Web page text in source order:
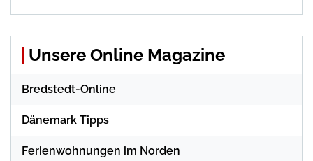
Unsere Online Magazine
Bredstedt-Online
Dänemark Tipps
Ferienwohnungen im Norden